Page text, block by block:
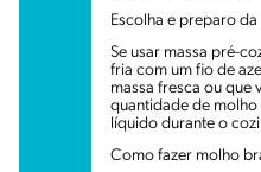
Escolha e preparo da
Se usar massa pré-
fria com um fio de
massa fresca ou que
quantidade de molho
líquido durante o
Como fazer molho